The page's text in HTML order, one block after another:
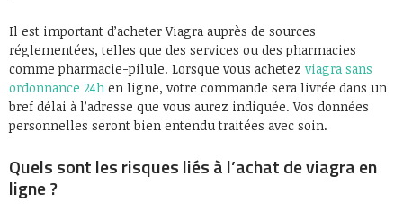
Il est important d’acheter Viagra auprès de sources
réglementées, telles que des services ou des pharmacies
comme pharmacie-pilule. Lorsque vous achetez viagra sans
ordonnance 24h en ligne, votre commande sera livrée dans un
bref délai à l’adresse que vous aurez indiquée. Vos données
personnelles seront bien entendu traitées avec soin.
Quels sont les risques liés à l’achat de viagra en
ligne ?